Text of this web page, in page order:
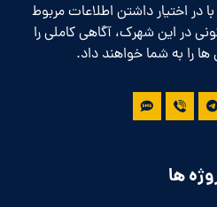
در اختیار داشتن اطلاعات مربوط
در این شهرک، آگاهی کاملی را
را به شما خواهند داد.
ها